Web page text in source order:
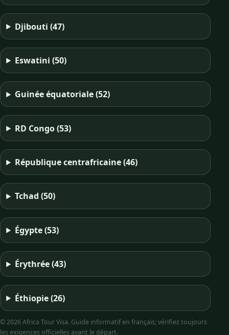
Djibouti(47)
Eswatini(50)
Guinée équatoriale(52)
RD Congo(53)
République centrafricaine(46)
Tchad(50)
Égypte(53)
Érythrée(43)
Éthiopie(26)
© 2026 Africa Tour Visa. Guide informatif en français; vérifiez toujours
les exigences officielles avant le départ.